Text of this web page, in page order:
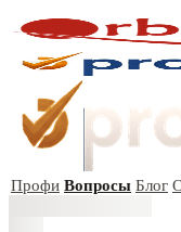
Профи Вопросы Блог